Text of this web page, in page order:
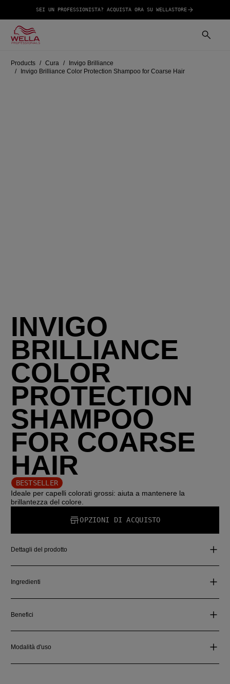
SEI UN PROFESSIONISTA? ACQUISTA ORA SU WELLASTORE
Products Cura
Invigo Brilliance
Invigo Brilliance Color Protection Shampoo for Coarse Hair
INVIGO
BRILLIANCE
COLOR
PROTECTION
SHAMPOO
FOR COARSE
HAIR
BESTSELLER
Ideale per capelli colorati grossi: aiuta a mantenere la
brillantezza del colore.
OPZIONI DI ACQUISTO
Dettagli del prodotto
Ingredienti
Benefici
Modalità d'uso